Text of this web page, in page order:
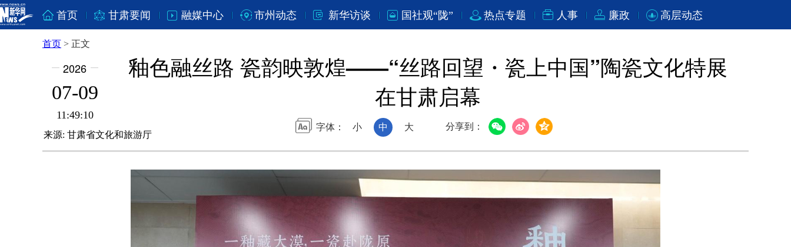
首页 甘肃要闻 融媒中心 市州动态 新华访谈 国社观“陇” 热点专题 人事 廉政 高层动态
首页 > 正文
2026
07-09
11:49:10
来源: 甘肃省文化和旅游厅
釉色融丝路 瓷韵映敦煌——“丝路回望・瓷上中国”陶瓷文化特展
在甘肃启幕
字体： 小 中 大 分享到：